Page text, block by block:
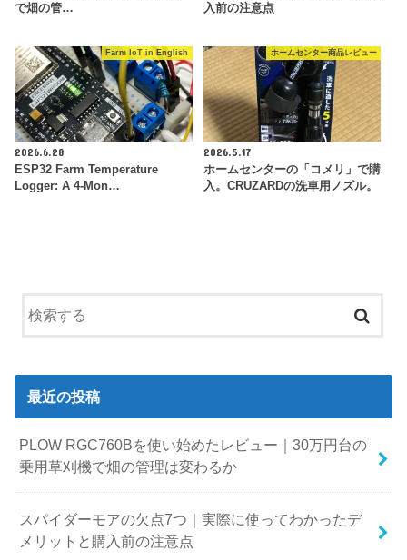
で畑の管…
入前の注意点
Farm IoT in English
2026.6.28
ESP32 Farm Temperature
Logger: A 4-Mon…
ホームセンター商品レビュー
2026.5.17
ホームセンターの「コメリ」で購
入。CRUZARDの洗車用ノズル。
最近の投稿
PLOW RGC760Bを使い始めたレビュー｜30万円台の
乗用草刈機で畑の管理は変わるか
スパイダーモアの欠点7つ｜実際に使ってわかったデ
メリットと購入前の注意点